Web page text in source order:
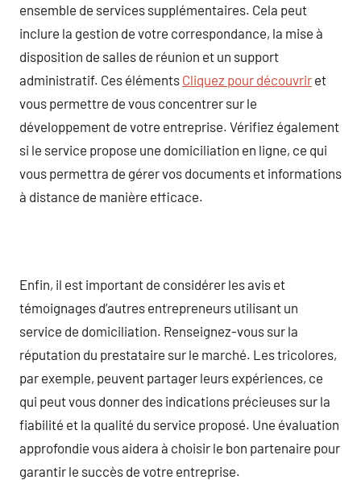
ensemble de services supplémentaires. Cela peut
inclure la gestion de votre correspondance, la mise à
disposition de salles de réunion et un support
administratif. Ces éléments Cliquez pour découvrir et
vous permettre de vous concentrer sur le
développement de votre entreprise. Vérifiez également
si le service propose une domiciliation en ligne, ce qui
vous permettra de gérer vos documents et informations
à distance de manière efficace.
Enfin, il est important de considérer les avis et
témoignages d’autres entrepreneurs utilisant un
service de domiciliation. Renseignez-vous sur la
réputation du prestataire sur le marché. Les tricolores,
par exemple, peuvent partager leurs expériences, ce
qui peut vous donner des indications précieuses sur la
fiabilité et la qualité du service proposé. Une évaluation
approfondie vous aidera à choisir le bon partenaire pour
garantir le succès de votre entreprise.